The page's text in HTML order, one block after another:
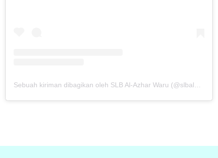
Sebuah kiriman dibagikan oleh SLB Al-Azhar Waru (@slbalazharwaru)